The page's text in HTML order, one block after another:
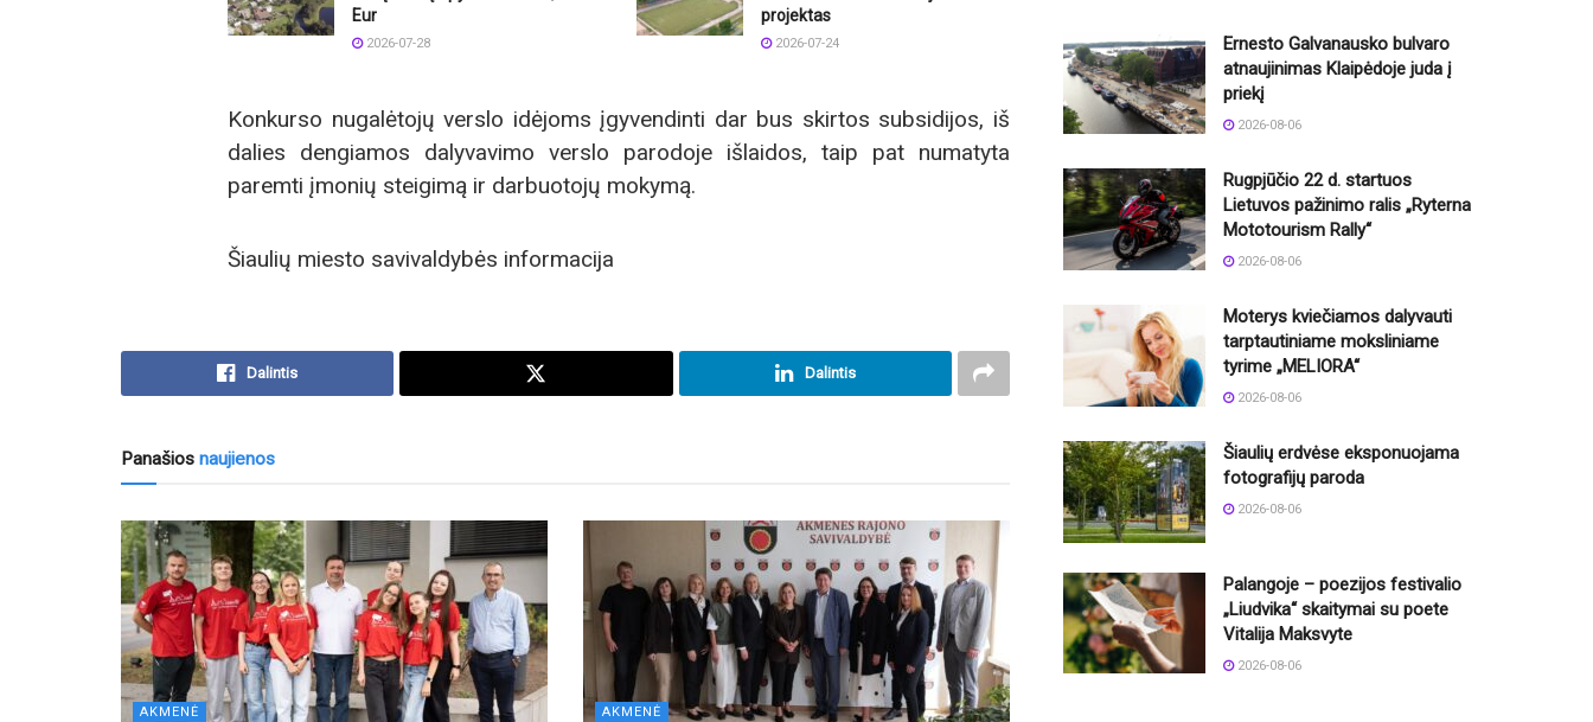
Eur
2026-07-28
projektas
2026-07-24
Konkurso nugalėtojų verslo idėjoms įgyvendinti dar bus skirtos subsidijos, iš
dalies dengiamos dalyvavimo verslo parodoje išlaidos, taip pat numatyta
paremti įmonių steigimą ir darbuotojų mokymą.
Šiaulių miesto savivaldybės informacija
Dalintis Dalintis
Panašios naujienos
AKMENĖ AKMENĖ
Ernesto Galvanausko bulvaro
atnaujinimas Klaipėdoje juda į
priekį
2026-08-06
Rugpjūčio 22 d. startuos
Lietuvos pažinimo ralis „Ryterna
Mototourism Rally“
2026-08-06
Moterys kviečiamos dalyvauti
tarptautiniame moksliniame
tyrime „MELIORA“
2026-08-06
Šiaulių erdvėse eksponuojama
fotografijų paroda
2026-08-06
Palangoje – poezijos festivalio
„Liudvika“ skaitymai su poete
Vitalija Maksvyte
2026-08-06